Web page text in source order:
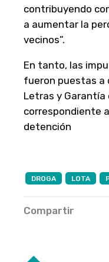
contribuyendo
a aumentar la
vecinos”.
En tanto, las
fueron puestas a
Letras y Garantía
correspondiente
detención
DROGA LOTA
Compartir